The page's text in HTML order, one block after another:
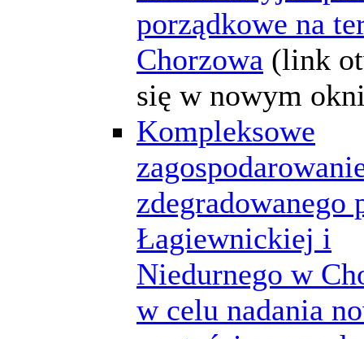
porządkowe na
Chorzowa (link
się w nowym
Kompleksowe
zdegradowanego
Łagiewnickiej i
Niedurnego w
w celu nadania